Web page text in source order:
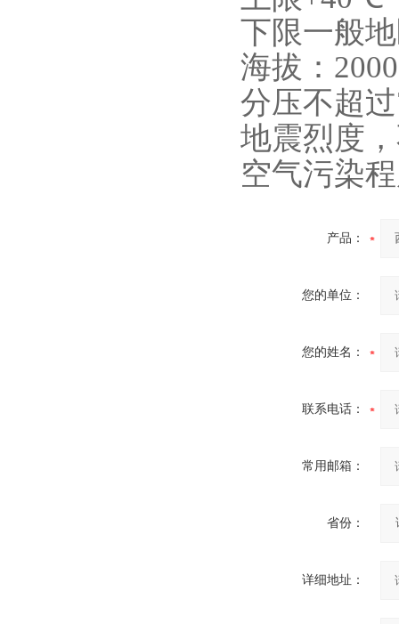
下限一般
海拔：
分压不超过
地震烈度
空气污染
产品：
您的单位：
您的姓名：
联系电话：
常用邮箱：
省份：
详细地址：